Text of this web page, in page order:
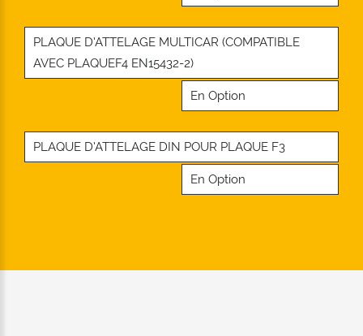
PLAQUE D’ATTELAGE MULTICAR (COMPATIBLE
AVEC PLAQUEF4 EN15432-2)
En Option
PLAQUE D’ATTELAGE DIN POUR PLAQUE F3
En Option